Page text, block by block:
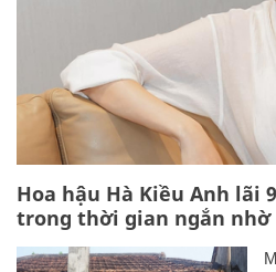
Hoa hậu Hà Kiều Anh lãi
trong thời gian ngắn nhờ